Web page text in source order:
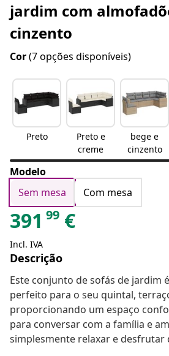
jardim com
cinzento
Cor(7 opções disponíveis)
Preto
Preto e
creme
bege e
cinzento
Modelo
Sem mesa
Com mesa
391 99 €
Incl. IVA
Descrição
Este conjunto de sofás de jardim
perfeito para o seu quintal,
proporcionando um espaço
para conversar com a família e
simplesmente relaxar e desfrutar